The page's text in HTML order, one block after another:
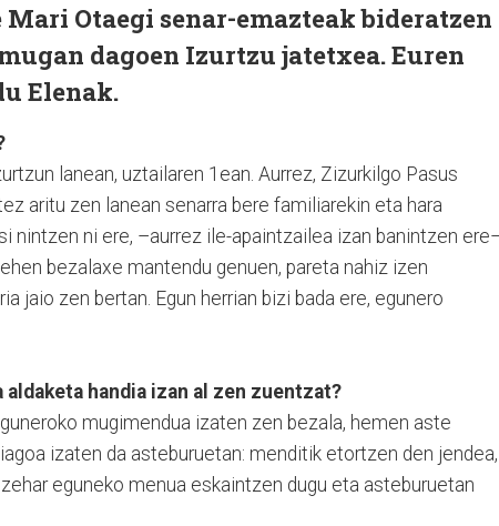
Otaegi senar-emazteak bideratzen
dagoen Izurtzu jatetxea. Euren
Elenak.
lanean, uztailaren 1ean. Aurrez, Zizurkilgo Pasus
aritu zen lanean senarra bere familiarekin eta hara
nintzen ni ere, –aurrez ile-apaintzailea izan banintzen
bezalaxe mantendu genuen, pareta nahiz izen
jaio zen bertan. Egun herrian bizi bada ere, egunero
handia izan al zen zuentzat?
mugimendua izaten zen bezala, hemen aste
izaten da asteburuetan: menditik etortzen den jendea,
eguneko menua eskaintzen dugu eta asteburuetan